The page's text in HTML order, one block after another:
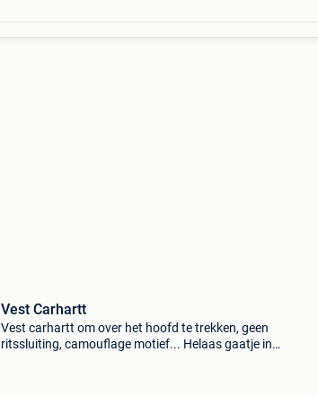
Vest Carhartt
Vest carhartt om over het hoofd te trekken, geen
ritssluiting, camouflage motief... Helaas gaatje in